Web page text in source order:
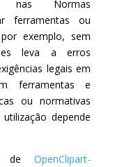
nas Normas
ferramentas ou
exemplo, sem
leva a erros
legais em
ferramentas e
ou normativas
depende
deOpenClipart-